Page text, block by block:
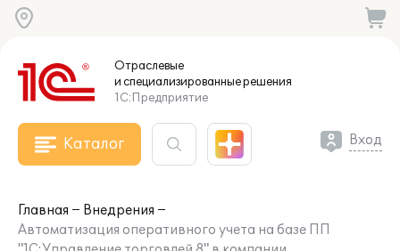
Отраслевые
и специализированныерешения
1С:Предприятие
Каталог Вход
Главная
Внедрения
Автоматизация оперативного учета на базе ПП